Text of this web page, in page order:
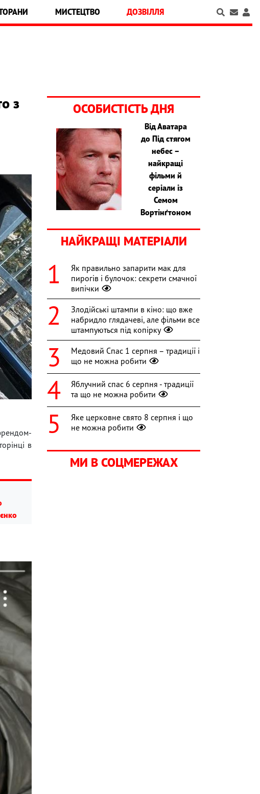
МИСТЕЦТВО ДОЗВІЛЛЯ
з
в
ОСОБИСТІСТЬ ДНЯ
Від Аватара
до Під стягом
небес –
найкращі
фільми й
серіали із
Семом
Вортінґтоном
НАЙКРАЩІ МАТЕРІАЛИ
Як правильно запарити мак для
пирогів і булочок: секрети смачної
випічки
Злодійські штампи в кіно: що вже
набридло глядачеві, але фільми все
штампуються під копірку
Медовий Спас 1 серпня – традиції і
що не можна робити
Яблучний спас 6 серпня - традиції
та що не можна робити
Яке церковне свято 8 серпня і що
не можна робити
МИ В СОЦМЕРЕЖАХ